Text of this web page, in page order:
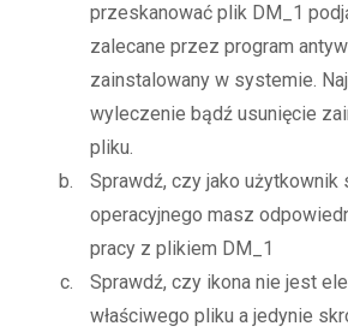
przeskanować plik DM_1
zalecane przez program
zainstalowany w systemie.
wyleczenie bądź usunięcie
pliku.
Sprawdź, czy jako użytkownik
operacyjnego masz
pracy z plikiem DM_1
Sprawdź, czy ikona nie jest
właściwego pliku a jedynie